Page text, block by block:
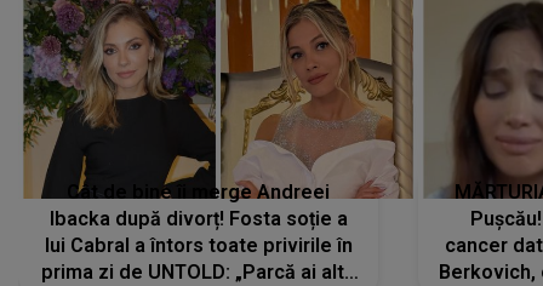
Cât de bine îi merge Andreei
Ibacka după divorț! Fosta soție a
lui Cabral a întors toate privirile în
prima zi de UNTOLD: „Parcă ai altă
cancer